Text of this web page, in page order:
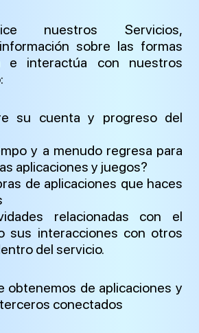
nuestros Servicios,
sobre las formas
e interactúa con nuestros
su cuenta y progreso del
y a menudo regresa para
aplicaciones y juegos?
de aplicaciones que haces
relacionadas con el
sus interacciones con otros
del servicio.
obtenemos de aplicaciones y
conectados